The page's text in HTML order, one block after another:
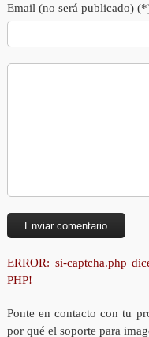
Email (no será publicado)
ERROR: si-captcha.php
PHP!
Ponte en contacto con tu
por qué el soporte para